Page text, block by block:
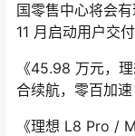
国零售中心将会
11 月启动用户交
《45.98 万元，
合续航，零百加速
《理想 L8 Pro /